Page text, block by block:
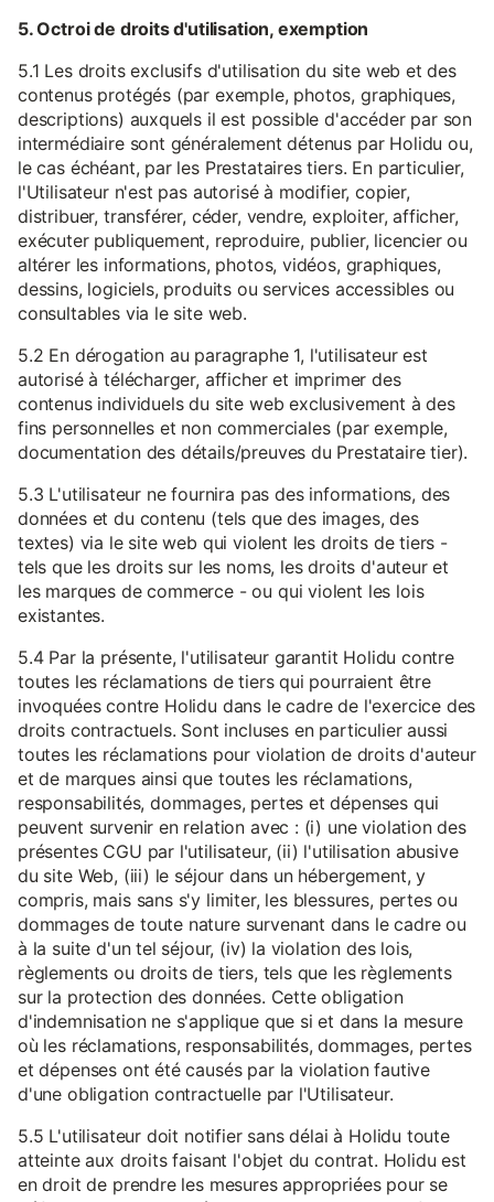
5. Octroi de droits d'utilisation, exemption
5.1 Les droits exclusifs d'utilisation du site web et des
contenus protégés (par exemple, photos, graphiques,
descriptions) auxquels il est possible d'accéder par son
intermédiaire sont généralement détenus par Holidu ou,
le cas échéant, par les Prestataires tiers. En particulier,
l'Utilisateur n'est pas autorisé à modifier, copier,
distribuer, transférer, céder, vendre, exploiter, afficher,
exécuter publiquement, reproduire, publier, licencier ou
altérer les informations, photos, vidéos, graphiques,
dessins, logiciels, produits ou services accessibles ou
consultables via le site web.
5.2 En dérogation au paragraphe 1, l'utilisateur est
autorisé à télécharger, afficher et imprimer des
contenus individuels du site web exclusivement à des
fins personnelles et non commerciales (par exemple,
documentation des détails/preuves du Prestataire tier).
5.3 L'utilisateur ne fournira pas des informations, des
données et du contenu (tels que des images, des
textes) via le site web qui violent les droits de tiers -
tels que les droits sur les noms, les droits d'auteur et
les marques de commerce - ou qui violent les lois
existantes.
5.4 Par la présente, l'utilisateur garantit Holidu contre
toutes les réclamations de tiers qui pourraient être
invoquées contre Holidu dans le cadre de l'exercice des
droits contractuels. Sont incluses en particulier aussi
toutes les réclamations pour violation de droits d'auteur
et de marques ainsi que toutes les réclamations,
responsabilités, dommages, pertes et dépenses qui
peuvent survenir en relation avec : (i) une violation des
présentes CGU par l'utilisateur, (ii) l'utilisation abusive
du site Web, (iii) le séjour dans un hébergement, y
compris, mais sans s'y limiter, les blessures, pertes ou
dommages de toute nature survenant dans le cadre ou
à la suite d'un tel séjour, (iv) la violation des lois,
règlements ou droits de tiers, tels que les règlements
sur la protection des données. Cette obligation
d'indemnisation ne s'applique que si et dans la mesure
où les réclamations, responsabilités, dommages, pertes
et dépenses ont été causés par la violation fautive
d'une obligation contractuelle par l'Utilisateur.
5.5 L'utilisateur doit notifier sans délai à Holidu toute
atteinte aux droits faisant l'objet du contrat. Holidu est
en droit de prendre les mesures appropriées pour se